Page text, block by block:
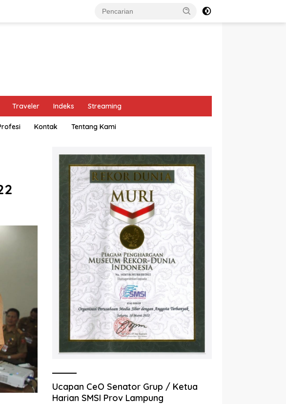
Traveler Indeks Streaming
Kontak Tentang Kami
Ucapan CeO Senator Grup / Ketua
Harian SMSI Prov Lampung